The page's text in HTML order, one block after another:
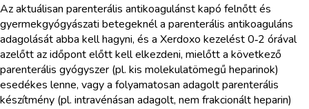
Az aktuálisan parenterális antikoagulánst kapó felnőtt és
gyermekgyógyászati betegeknél a parenterális antikoaguláns
adagolását abba kell hagyni, és a Xerdoxo kezelést 0‑2 órával
azelőtt az időpont előtt kell elkezdeni, mielőtt a következő
parenterális gyógyszer (pl. kis molekulatömegű heparinok)
esedékes lenne, vagy a folyamatosan adagolt parenterális
készítmény (pl. intravénásan adagolt, nem frakcionált heparin)